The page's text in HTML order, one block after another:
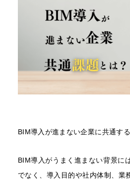
BIM導入が進まない企業に共通す
BIM導入がうまく進まない背景に
でなく、導入目的や社内体制、業